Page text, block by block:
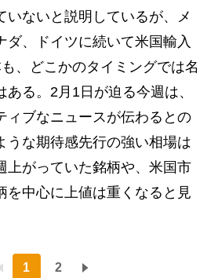
いないと説明しているが、メ
ダ、ドイツに続いて米国輸入
、どこかのタイミングでは名
る。2月1日が迫る今週は、
ィブなニュースが伝わるとの
うな期待感先行の強い相場は
上がっていた銘柄や、米国市
を中心に上値は重くなると見
1 2